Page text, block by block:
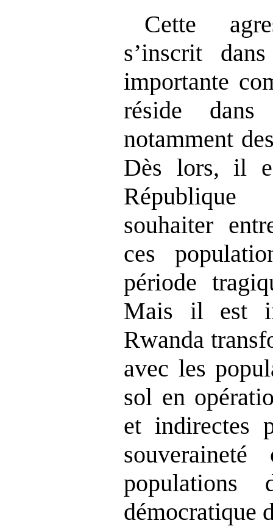
Cette
s’inscrit
importante
réside
notamment
Dès lors, il
souhaiter
ces
période
Mais il est
Rwanda
avec les
sol en
et indirectes
démocratique